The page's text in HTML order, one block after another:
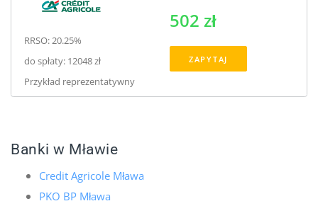
RRSO: 20.25%
do spłaty: 12048 zł
Przykład reprezentatywny
502 zł
ZAPYTAJ
Banki w Mławie
Credit Agricole Mława
PKO BP Mława